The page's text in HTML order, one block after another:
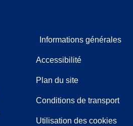
Informations générales
Accessibilité
Plan du site
Conditions de transport
Utilisation des cookies